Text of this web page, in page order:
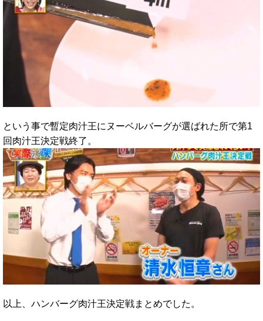
という事で暫定肉汁王にヌーベルバーグが選ばれた所で第1
回肉汁王決定戦終了。
以上、ハンバーグ肉汁王決定戦まとめでした。